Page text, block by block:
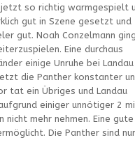
so richtig warmgespielt
gut in Szene gesetzt und
gut. Noah Conzelmann
Eine durchaus
einige Unruhe bei Landau
die Panther konstanter
tat ein Übriges und Landau
einiger unnötiger 2
mehr nehmen. Eine gute
Die Panther sind